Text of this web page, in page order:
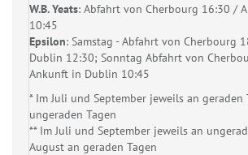
W.B. Yeats: Abfahrt von Cherbourg 16:30 /
10:45
Epsilon: Samstag - Abfahrt von Cherbourg
Dublin 12:30; Sonntag Abfahrt von
Ankunft in Dublin 10:45
* Im Juli und September jeweils an geraden
ungeraden Tagen
** Im Juli und September jeweils an
August an geraden Tagen